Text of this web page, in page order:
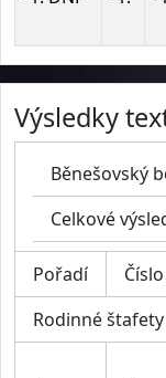
Výsledky
Běnešovský
Celkové
Pořadí Číslo
Rodinné